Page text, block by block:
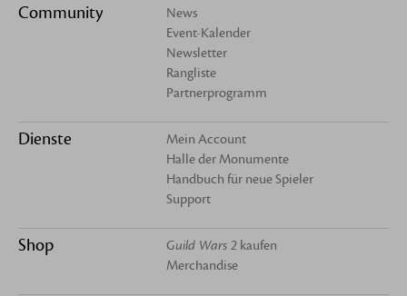
Community
News
Event-Kalender
Newsletter
Rangliste
Partnerprogramm
Dienste
Mein Account
Halle der Monumente
Handbuch für neue Spieler
Support
Shop Guild Wars 2 kaufen
Merchandise